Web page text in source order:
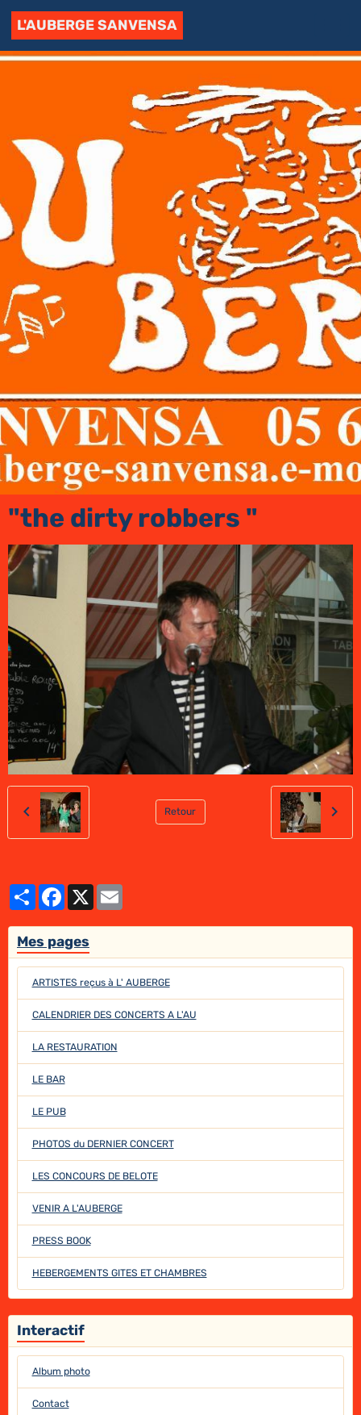
L'AUBERGE SANVENSA
"the dirty robbers "
Retour
PartagerFacebook
X
Mes pages
ARTISTES reçus à L' AUBERGE
CALENDRIER DES CONCERTS A L'AU
LA RESTAURATION
LE BAR
LE PUB
PHOTOS du DERNIER CONCERT
LES CONCOURS DE BELOTE
VENIR A L'AUBERGE
PRESS BOOK
HEBERGEMENTS GITES ET CHAMBRES
Interactif
Album photo
Contact